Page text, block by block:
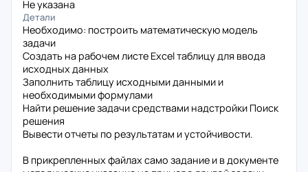
Не указана
Детали
Необходимо: построить математическую модель
задачи
Создать на рабочем листе Excel таблицу для ввода
исходных данных
Заполнить таблицу исходными данными и
необходимыми формулами
Найти решение задачи средствами надстройки Поиск
решения
Вывести отчеты по результатам и устойчивости.
В прикрепленных файлах само задание и в документе